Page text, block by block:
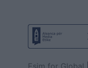
Esim for Global